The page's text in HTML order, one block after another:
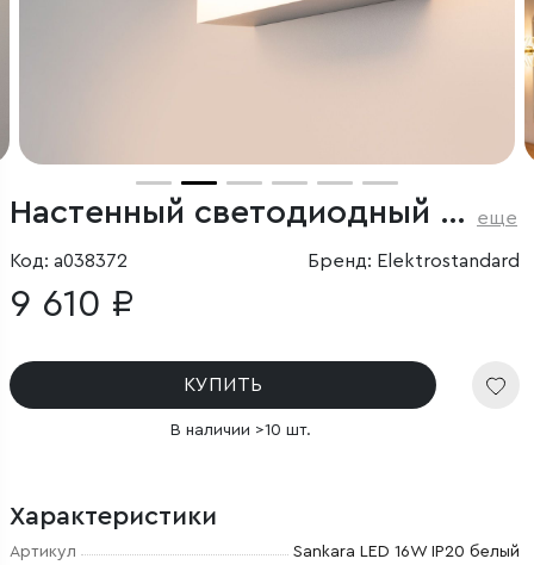
Настенный светодиодный светильник еще
Код: a038372 Бренд: Elektrostandard
9 610 ₽
КУПИТЬ
В наличии >10 шт.
Характеристики
Артикул
Sankara LED 16W IP20 белый